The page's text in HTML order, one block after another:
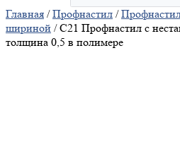
Главная /Профнастил /
шириной / С21 Профнастил с
толщина 0,5 в полимере